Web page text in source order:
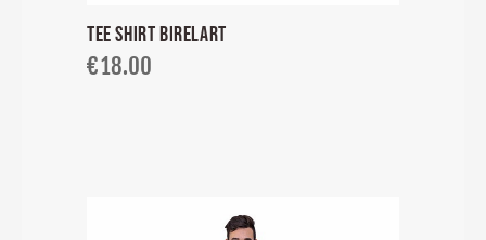
TEE SHIRT BIRELART
€18.00